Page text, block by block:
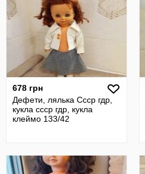
678 грн
Дефети, лялька Ссср гдр,
кукла ссср гдр, кукла
клеймо 133/42